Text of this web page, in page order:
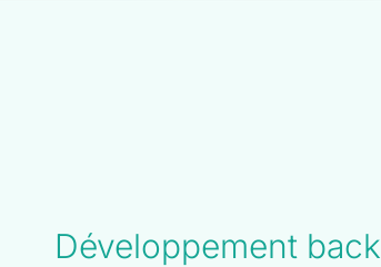
Développement back